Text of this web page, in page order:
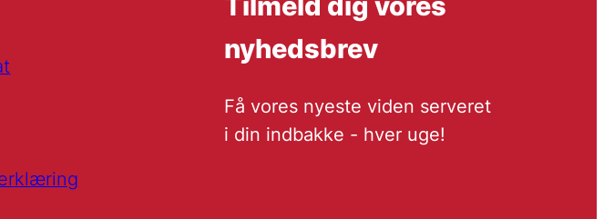
nyhedsbrev
Få vores nyeste viden serveret
i din indbakke - hver uge!